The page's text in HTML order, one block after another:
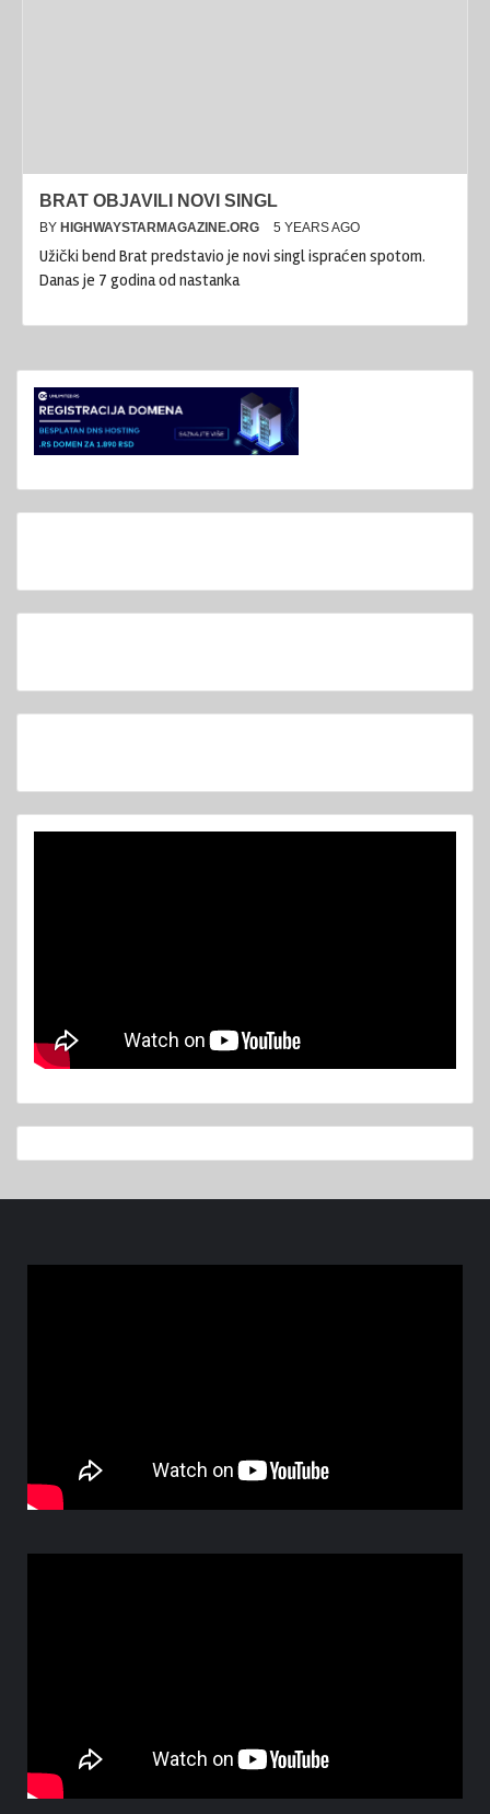
BRAT OBJAVILI NOVI SINGL
BY HIGHWAYSTARMAGAZINE.ORG 5 YEARS AGO
Užički bend Brat predstavio je novi singl ispraćen spotom.
Danas je 7 godina od nastanka